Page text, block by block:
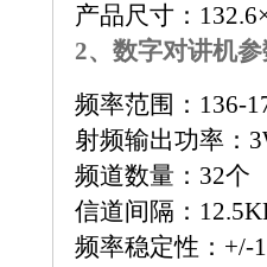
产品尺寸：
2、数字对讲机
频率范围： 136-
射频输出功率：
频道数量： 32个
信道间隔：
频率稳定性： +/-